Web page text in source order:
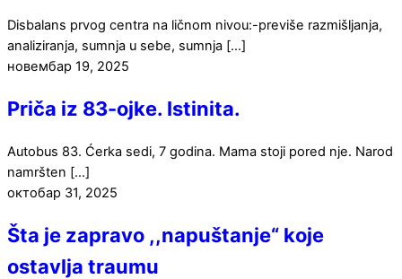
Disbalans prvog centra na ličnom nivou:-previše razmišljanja,
analiziranja, sumnja u sebe, sumnja […]
новембар 19, 2025
Priča iz 83-ojke. Istinita.
Autobus 83. Ćerka sedi, 7 godina. Mama stoji pored nje. Narod
namršten […]
октобар 31, 2025
Šta je zapravo ,,napuštanje“ koje
ostavlja traumu